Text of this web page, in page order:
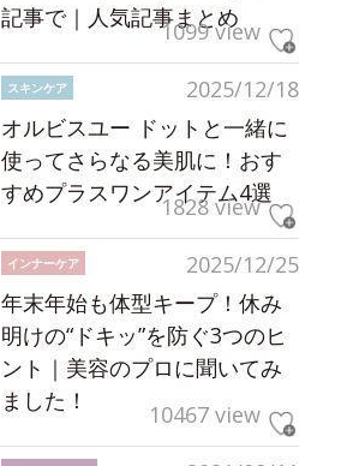
記事で｜人気記事まとめ
1099 view
2025/12/18
スキンケア
オルビスユー ドットと一緒に
使ってさらなる美肌に！おす
すめプラスワンアイテム4選
1828 view
2025/12/25
インナーケア
年末年始も体型キープ！休み
明けの“ドキッ”を防ぐ3つのヒ
ント｜美容のプロに聞いてみ
ました！
10467 view